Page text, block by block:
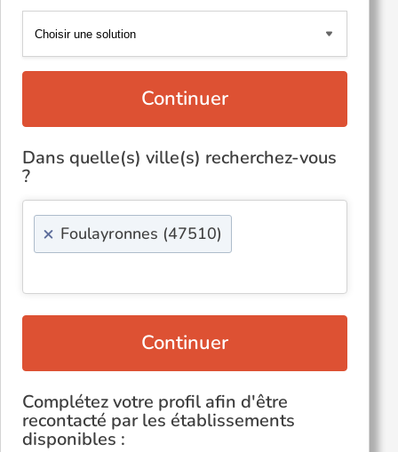
Continuer
Dans quelle(s) ville(s) recherchez-vous
?
× Foulayronnes (47510)
Continuer
Complétez votre profil afin d'être
recontacté par les établissements
disponibles :